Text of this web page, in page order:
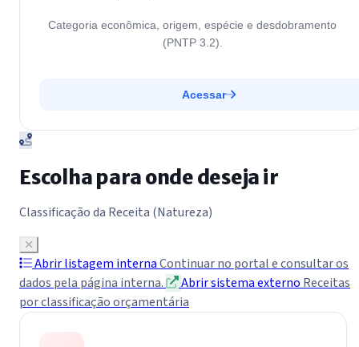
Categoria econômica, origem, espécie e desdobramento
(PNTP 3.2).
Acessar
Escolha para onde deseja ir
Classificação da Receita (Natureza)
Abrir listagem internaContinuar no portal e consultar os
dados pela página interna.
Abrir sistema externo Receitas
por classificação orçamentária